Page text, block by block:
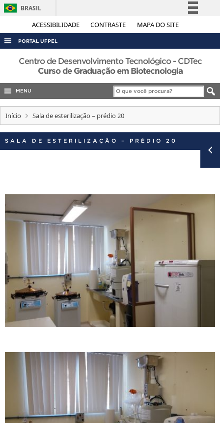
ACESSIBILIDADE CONTRASTE MAPA DO SITE
BRASIL
Simplifique!
Acesso à informação
Legislação
Canais
PORTAL UFPEL
ACESSO À INFORMAÇÃO
AUDITORIA
COBALTO
CONCURSOS
EDITAIS
INTERNACIONAL
Centro de Desenvolvimento Tecnológico - CDTec
Curso de Graduação em Biotecnologia
MENU
Início Sala de esterilização – prédio 20
SALA DE ESTERILIZAÇÃO – PRÉDIO 20